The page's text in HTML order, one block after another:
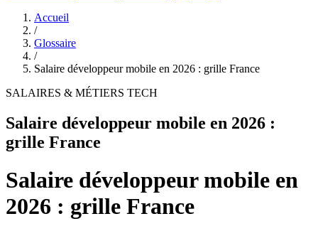
Accueil
/
Glossaire
/
Salaire développeur mobile en 2026 : grille France
SALAIRES & MÉTIERS TECH
Salaire développeur mobile en 2026 :
grille France
Salaire développeur mobile en
2026 : grille France